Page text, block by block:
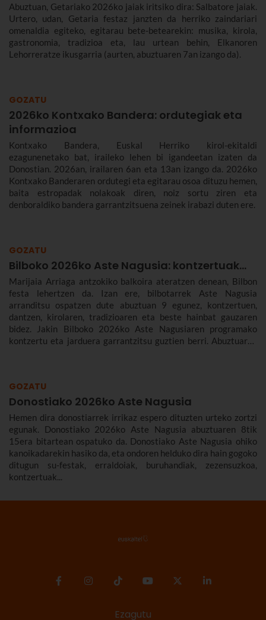
Abuztuan, Getariako 2026ko jaiak iritsiko dira: Salbatore jaiak.
Urtero, udan, Getaria festaz janzten da herriko zaindariari
omenaldia egiteko, egitarau bete-betearekin: musika, kirola,
gastronomia, tradizioa eta, lau urtean behin, Elkanoren
Lehorreratze ikusgarria (aurten, abuztuaren 7an izango da).
GOZATU
2026ko Kontxako Bandera: ordutegiak eta
informazioa
Kontxako Bandera, Euskal Herriko kirol-ekitaldi
ezagunenetako bat, iraileko lehen bi igandeetan izaten da
Donostian. 2026an, irailaren 6an eta 13an izango da. 2026ko
Kontxako Banderaren ordutegi eta egitarau osoa dituzu hemen,
baita estropadak nolakoak diren, noiz sortu ziren eta
denboraldiko bandera garrantzitsuena zeinek irabazi duten ere.
GOZATU
Bilboko 2026ko Aste Nagusia: kontzertuak...
Marijaia Arriaga antzokiko balkoira ateratzen denean, Bilbon
festa lehertzen da. Izan ere, bilbotarrek Aste Nagusia
arranditsu ospatzen dute abuztuan 9 egunez, kontzertuen,
dantzen, kirolaren, tradizioaren eta beste hainbat gauzaren
bidez. Jakin Bilboko 2026ko Aste Nagusiaren programako
kontzertu eta jarduera garrantzitsu guztien berri. Abuztuaren
GOZATU
Donostiako 2026ko Aste Nagusia
Hemen dira donostiarrek irrikaz espero dituzten urteko zortzi
egunak. Donostiako 2026ko Aste Nagusia abuztuaren 8tik
15era bitartean ospatuko da. Donostiako Aste Nagusia ohiko
kanoikadarekin hasiko da, eta ondoren helduko dira hain gogoko
ditugun su-festak, erraldoiak, buruhandiak, zezensuzkoa,
kontzertuak...
Ezagutu